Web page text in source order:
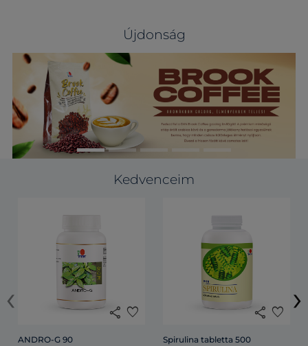
Újdonság
Kedvenceim
share favorite
ANDRO-G 90
share favorite
Spirulina tabletta 500
‹ ›